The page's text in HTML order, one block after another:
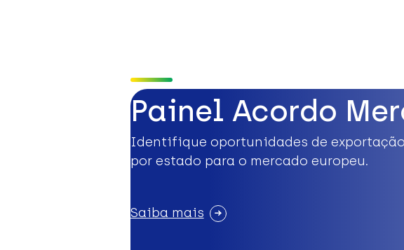
Painel Acordo
Identifique oportunidades de exportação
por estado para o mercado europeu.
Saiba mais